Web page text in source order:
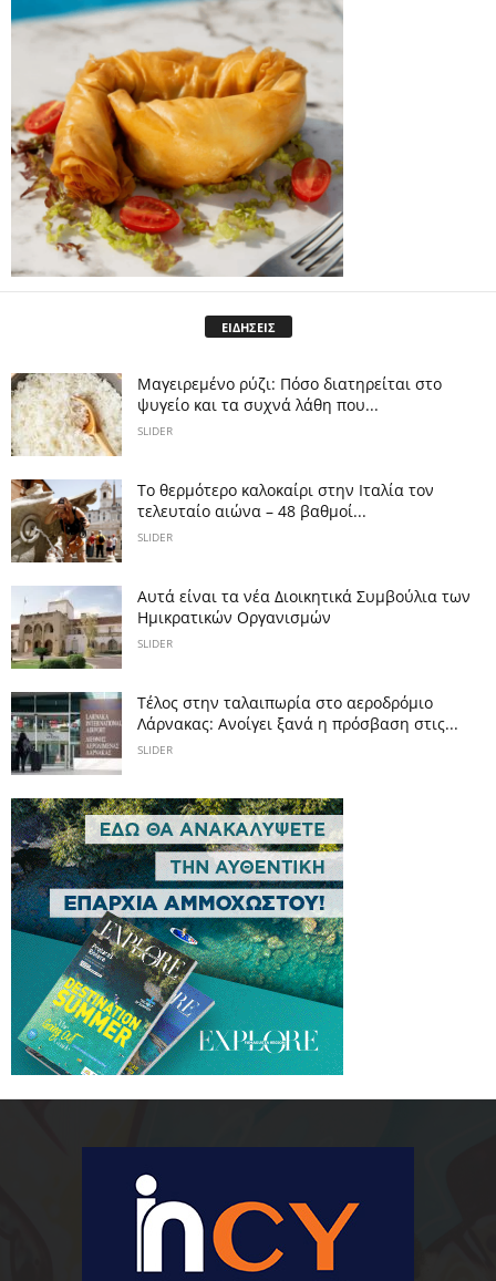
ΕΙΔΗΣΕΙΣ
Μαγειρεμένο ρύζι: Πόσο διατηρείται στο
ψυγείο και τα συχνά λάθη που...
SLIDER
Το θερμότερο καλοκαίρι στην Ιταλία τον
τελευταίο αιώνα – 48 βαθμοί...
SLIDER
Αυτά είναι τα νέα Διοικητικά Συμβούλια των
Ημικρατικών Οργανισμών
SLIDER
Tέλος στην ταλαιπωρία στο αεροδρόμιο
Λάρνακας: Ανοίγει ξανά η πρόσβαση στις...
SLIDER